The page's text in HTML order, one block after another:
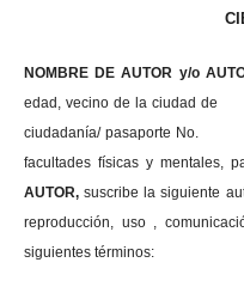
NOMBRE DE AUTOR y/o
edad, vecino de la
ciudadanía/ pasaporte
facultades físicas y mentales,
AUTOR,suscribe la siguiente
reproducción, uso ,
siguientes términos: